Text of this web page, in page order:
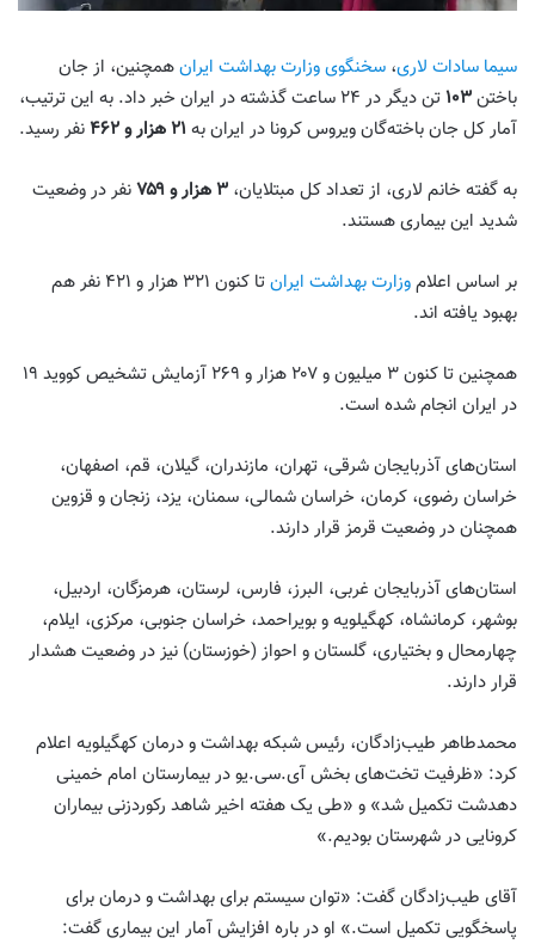
سیما سادات لاری، سخنگوی وزارت بهداشت ایرانهمچنین، از جان
باختن۱۰۳
تن دیگر در ۲۴ ساعت گذشته در ایران خبر داد. به این ترتیب،
آمار کل جان باخته‌گان ویروس کرونا در ایران به ۲۱ هزار و ۴۶۲ نفر رسید.
به گفته خانم لاری، از تعداد کل مبتلایان، ۳ هزار و ۷۵۹
نفر در وضعیت
شدید این بیماری هستند.
بر اساس اعلاموزارت بهداشت ایران
تا کنون ۳۲۱ هزار و ۴۲۱ نفر هم
بهبود یافته اند.
همچنین تا کنون ۳ میلیون و ۲۰۷ هزار و ۲۶۹ آزمایش تشخیص کووید ۱۹
در ایران انجام شده است.
استان‌های آذربایجان شرقی، تهران، مازندران، گیلان، قم، اصفهان،
خراسان رضوی، کرمان، خراسان شمالی، سمنان، یزد، زنجان و قزوین
همچنان در وضعیت قرمز قرار دارند.
استان‌های آذربایجان غربی، البرز، فارس، لرستان، هرمزگان، اردبیل،
بوشهر، کرمانشاه، کهگیلویه و بویراحمد، خراسان جنوبی، مرکزی، ایلام،
چهارمحال و بختیاری، گلستان و احواز (خوزستان) نیز در وضعیت هشدار
قرار دارند.
محمدطاهر طیب‌زادگان، رئیس شبکه بهداشت و درمان کهگیلویه اعلام
کرد: «ظرفیت تخت‌های بخش آی‌.سی‌.یو در بیمارستان امام خمینی
دهدشت تکمیل شد» و «طی یک هفته اخیر شاهد رکوردزنی بیماران
کرونایی در شهرستان بودیم.»
آقای طیب‌زادگان گفت: «توان سیستم برای بهداشت و درمان برای
پاسخگویی تکمیل است.» او در باره افزایش آمار این بیماری گفت: